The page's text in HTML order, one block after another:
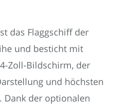
das Flaggschiff der
und besticht mit
Zoll-Bildschirm, der
und höchsten
der optionalen